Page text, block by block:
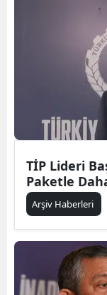
TİP Lideri
Paketle
Arşiv Haberleri